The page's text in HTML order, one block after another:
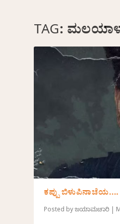
TAG:
ಕಪ್ಪು ಬಿಳುಪಿನಾಚೆಯ….
Posted byಜಯರಾಮಚಾರಿ